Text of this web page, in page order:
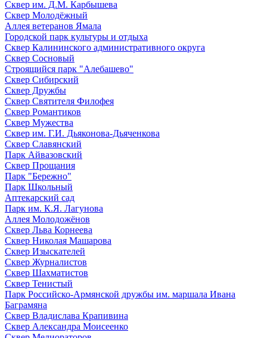
Сквер им. Д.М. Карбышева
Сквер Молодёжный
Аллея ветеранов Ямала
Городской парк культуры и отдыха
Сквер Калининского административного округа
Сквер Сосновый
Строящийся парк "Алебашево"
Сквер Сибирский
Сквер Дружбы
Сквер Святителя Филофея
Сквер Романтиков
Сквер Мужества
Сквер им. Г.И. Дьяконова-Дьяченкова
Сквер Славянский
Парк Айвазовский
Сквер Прощания
Парк "Бережно"
Парк Школьный
Аптекарский сад
Парк им. К.Я. Лагунова
Аллея Молодожёнов
Сквер Льва Корнеева
Сквер Николая Машарова
Сквер Изыскателей
Сквер Журналистов
Сквер Шахматистов
Сквер Тенистый
Парк Российско-Армянской дружбы им. маршала Ивана
Баграмяна
Сквер Владислава Крапивина
Сквер Александра Моисеенко